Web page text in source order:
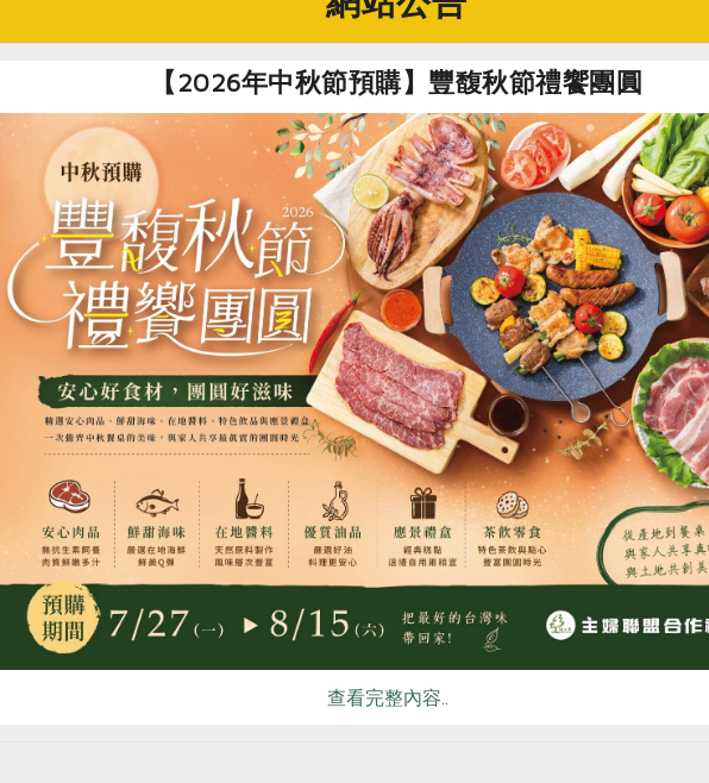
松葉美食有限公司
古早味紅豆湯(松葉美食有
限公司)-300g
淨重300公克(固形量180公克)
全素
常溫
昱倫生物科技股份有限公司
蜂王乳膠囊(昱倫)-60顆/瓶
560mg/粒，60粒/瓶
葷
常溫
$770
米棋食品有限公司
好事成雙紅龜粿
生(米棋)-480g/6
480g/6入(紅豆口味*3+
奶素
冷凍
$270
保證責任花蓮縣肉品運銷合作社
惜食 RPET 食譜 減硝酸鹽 雞蛋 食安 共同購買
【2026年中秋節預購】豐馥秋節禮饗團圓
查看完整內容..